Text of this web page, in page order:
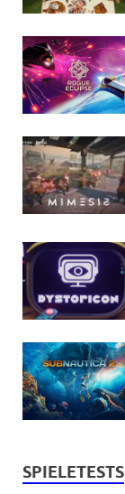
SPIELETESTS